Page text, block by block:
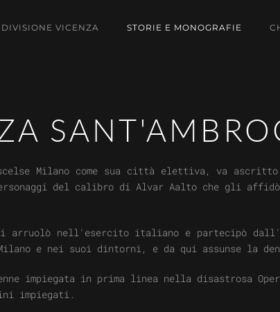
DIVISIONE VICENZA STORIE E MONOGRAFIE
scelse Milano come sua città elettiva, va
del calibro di Alvar Aalto che gli
nell'esercito italiano e partecipò
e nei suoi dintorni, e da qui assunse la
impiegata in prima linea nella disastrosa
impiegati.